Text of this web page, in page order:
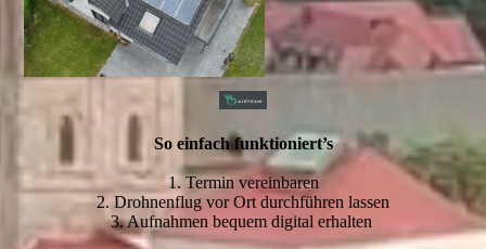
So einfach funktioniert’s
1. Termin vereinbaren
2. Drohnenflug vor Ort durchführen lassen
3. Aufnahmen bequem digital erhalten